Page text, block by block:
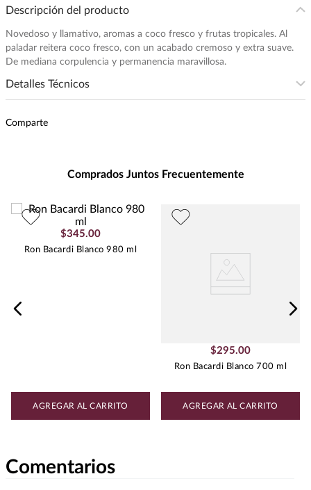
Descripción del producto
Novedoso y llamativo, aromas a coco fresco y frutas tropicales. Al
paladar reitera coco fresco, con un acabado cremoso y extra suave.
De mediana corpulencia y permanencia maravillosa.
Detalles Técnicos
Unidad de Medida
ceviches, sushi y botanas
Peso:
Comparte
Comprados Juntos Frecuentemente
$345.00
Ron Bacardi Blanco 980 ml
AGREGAR AL CARRITO
$295.00
Ron Bacardi Blanco 700 ml
AGREGAR AL CARRITO
Comentarios